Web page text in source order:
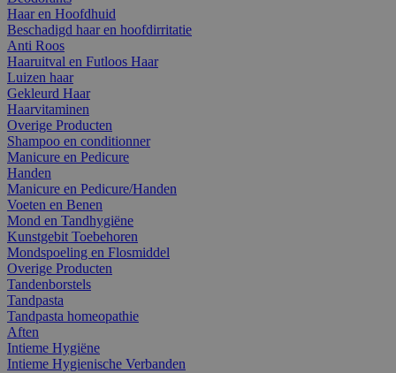
Haar en Hoofdhuid
Beschadigd haar en hoofdirritatie
Anti Roos
Haaruitval en Futloos Haar
Luizen haar
Gekleurd Haar
Haarvitaminen
Overige Producten
Shampoo en conditionner
Manicure en Pedicure
Handen
Manicure en Pedicure/Handen
Voeten en Benen
Mond en Tandhygiëne
Kunstgebit Toebehoren
Mondspoeling en Flosmiddel
Overige Producten
Tandenborstels
Tandpasta
Tandpasta homeopathie
Aften
Intieme Hygiëne
Intieme Hygienische Verbanden